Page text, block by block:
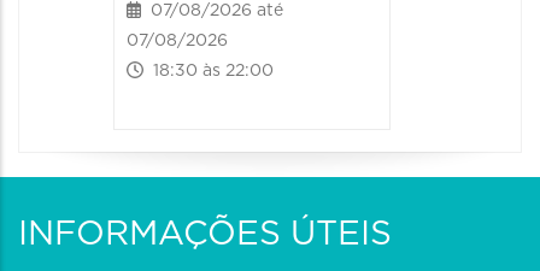
07/08/2026 até
07/08/2026
18:30 às 22:00
INFORMAÇÕES ÚTEIS